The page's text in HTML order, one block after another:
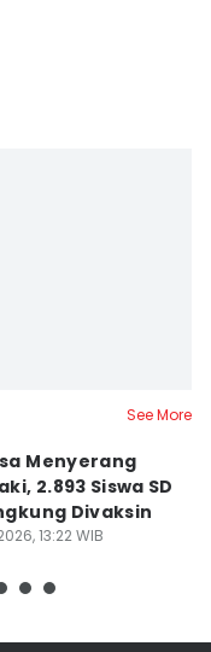
See More
Menyerang
2.893 Siswa SD
Divaksin
13:22 WIB